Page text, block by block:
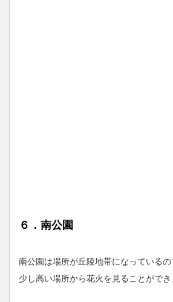
６．南公園
南公園は場所が丘陵地帯になっているの
少し高い場所から花火を見ることができ